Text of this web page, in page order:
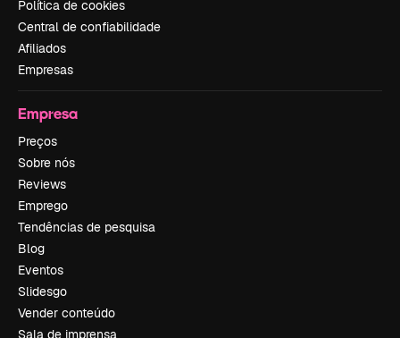
Política de cookies
Central de confiabilidade
Afiliados
Empresas
Empresa
Preços
Sobre nós
Reviews
Emprego
Tendências de pesquisa
Blog
Eventos
Slidesgo
Vender conteúdo
Sala de imprensa